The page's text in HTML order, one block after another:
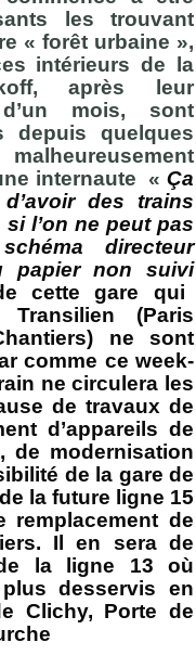
les trouvant
« forêt urbaine »,
intérieurs de la
après leur
mois, sont
depuis quelques
internaute « Ça
des trains
l’on ne peut pas
directeur
papier non suivi
cette gare qui
(Paris
ne sont
comme ce week-
ne circulera les
de travaux de
d’appareils de
de modernisation
de la gare de
la future ligne 15
remplacement de
Il en sera de
la ligne 13 où
desservis en
Clichy, Porte de